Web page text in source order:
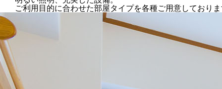
ご利用目的に合わせた部屋タイプを各種ご用意しており